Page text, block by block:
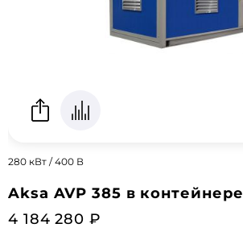
280 кВт / 400 В
Aksa AVP 385 в контейнере
4 184 280 ₽